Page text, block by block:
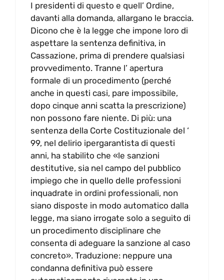
I presidenti di questo e quell’ Ordine,
davanti alla domanda, allargano le braccia.
Dicono che è la legge che impone loro di
aspettare la sentenza definitiva, in
Cassazione, prima di prendere qualsiasi
provvedimento. Tranne l’ apertura
formale di un procedimento (perché
anche in questi casi, pare impossibile,
dopo cinque anni scatta la prescrizione)
non possono fare niente. Di più: una
sentenza della Corte Costituzionale del ‘
99, nel delirio ipergarantista di questi
anni, ha stabilito che «le sanzioni
destitutive, sia nel campo del pubblico
impiego che in quello delle professioni
inquadrate in ordini professionali, non
siano disposte in modo automatico dalla
legge, ma siano irrogate solo a seguito di
un procedimento disciplinare che
consenta di adeguare la sanzione al caso
concreto». Traduzione: neppure una
condanna definitiva può essere